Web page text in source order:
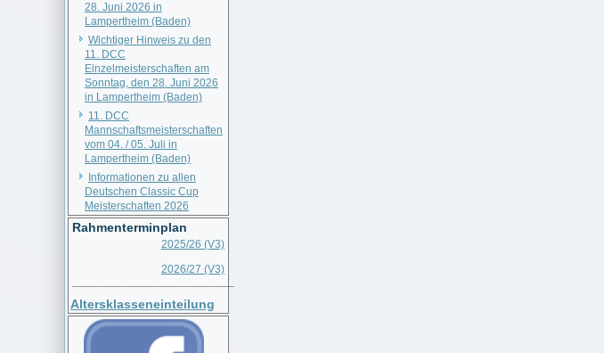
28. Juni 2026 in
Lampertheim (Baden)
Wichtiger Hinweis zu den
11. DCC
Einzelmeisterschaften am
Sonntag, den 28. Juni 2026
in Lampertheim (Baden)
11. DCC
Mannschaftsmeisterschaften
vom 04. / 05. Juli in
Lampertheim (Baden)
Informationen zu allen
Deutschen Classic Cup
Meisterschaften 2026
Rahmenterminplan
2025/26 (V3)
2026/27 (V3)
Altersklasseneinteilung